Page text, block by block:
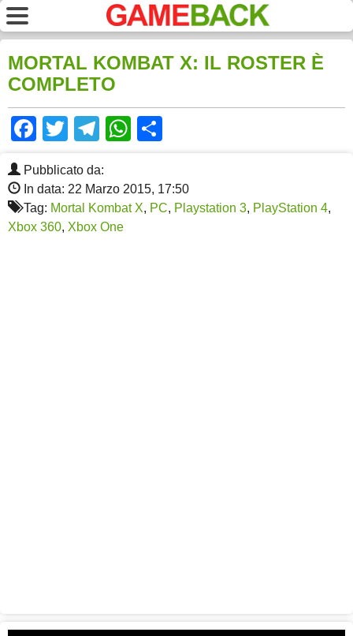
MORTAL KOMBAT X: IL ROSTER È
COMPLETO
Facebook
TwitterTelegram
WhatsApp
Pubblicato da:
In data: 22 Marzo 2015, 17:50
Tag: Mortal Kombat X, PC, Playstation 3, PlayStation 4,
Xbox 360, Xbox One